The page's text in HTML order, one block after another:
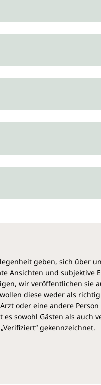
geben, sich über
Ansichten und subjektive
wir veröffentlichen
diese weder als
oder eine andere
sowohl Gästen als auch
gekennzeichnet.